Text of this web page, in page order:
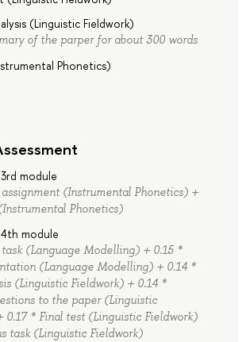
(Linguistic Fieldwork)
of the parper for about 300 words
Phonetics)
module
(Instrumental Phonetics) +
Phonetics)
module
(Language Modelling) + 0.15 *
(Language Modelling) + 0.14 *
(Linguistic Fieldwork) + 0.14 *
to the paper (Linguistic
0.17 * Final test (Linguistic Fieldwork)
task (Linguistic Fieldwork)